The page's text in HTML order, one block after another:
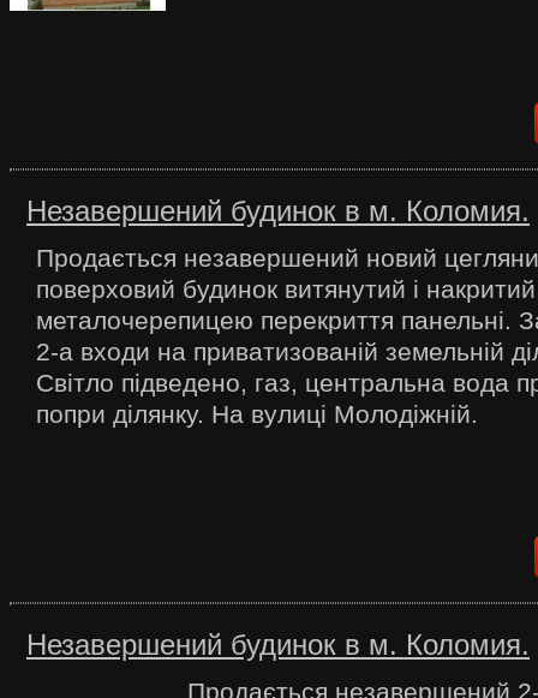
Незавершений будинок в м. Коломия.
Продається незавершений новий
поверховий будинок витянутий і накритий
металочерепицею перекриття панельні.
2-а входи на приватизованій земельній
Світло підведено, газ, центральна вода
попри ділянку. На вулиці Молодіжній.
Незавершений будинок в м. Коломия.
Продається незавершений